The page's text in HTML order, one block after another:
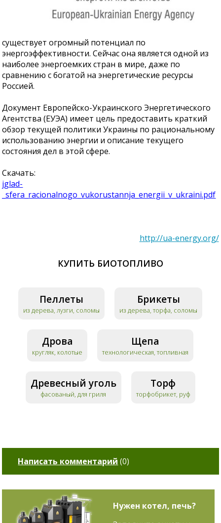
существует огромный потенциал по
энергоэффективности. Сейчас она является одной из
наиболее энергоемких стран в мире, даже по
сравнению с богатой на энергетические ресурсы
Россией.
Документ Европейско-Украинского Энергетического
Агентства (ЕУЭА) имеет цель предоставить краткий
обзор текущей политики Украины по рациональному
использованию энергии и описание текущего
состояния дел в этой сфере.
Скачать:
jglad-
_sfera_racionalnogo_vukorustannja_energii_v_ukraini.pdf
http://ua-energy.org/
КУПИТЬ БИОТОПЛИВО
Пеллеты
из дерева, лузги, соломы
Брикеты
из дерева, торфа, соломы
Дрова
кругляк, колотые
Щепа
технологическая, топливная
Древесный уголь
фасованый, для гриля
Торф
торфобрикет, руф
Написать комментарий (0)
Нужен котел, печь?